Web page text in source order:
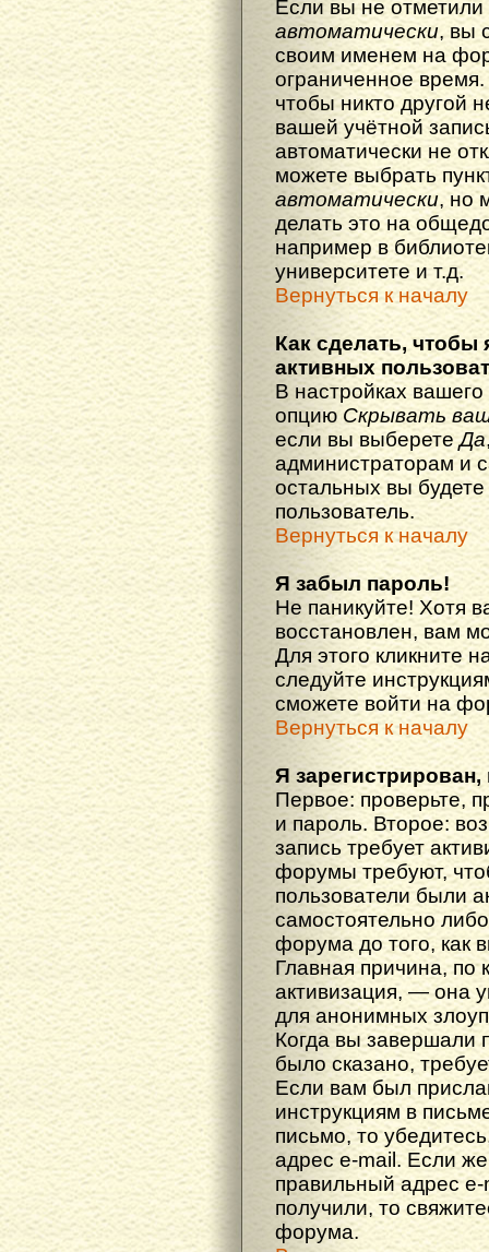
Если вы не отметили
автоматически, вы
своим именем на
ограниченное
чтобы никто другой
вашей учётной
автоматически не
можете выбрать
автоматически, но
делать это на
например в
университете и т.д.
Вернуться к началу
Как сделать, чтобы
активных
В настройках
опцию Скрывать
если вы выберетеДа
администраторам и
остальных вы
пользователь.
Вернуться к началу
Я забыл пароль!
Не паникуйте! Хотя
восстановлен, вам
Для этого кликните
следуйте
сможете войти на
Вернуться к началу
Я
Первое: проверьте,
и пароль. Второе:
запись требует
форумы требуют,
пользователи были
самостоятельно
форума до того, как
Главная причина, по
активизация, — она
для анонимных
Когда вы завершали
было сказано,
Если вам был
инструкциям в
письмо, то
адрес e-mail. Если
правильный адрес
получили, то
форума.